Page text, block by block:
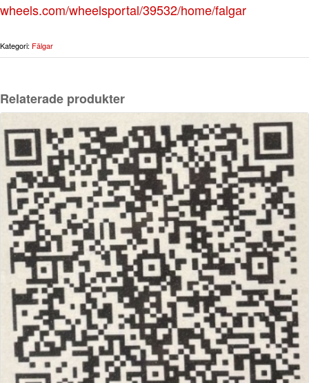
wheels.com/wheelsportal/39532/home/falgar
Kategori: Fälgar
Relaterade produkter